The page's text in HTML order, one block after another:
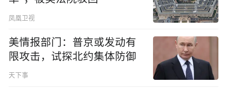
凤凰卫视
美情报部门：普京或发动有
限攻击，试探北约集体防御
天下事